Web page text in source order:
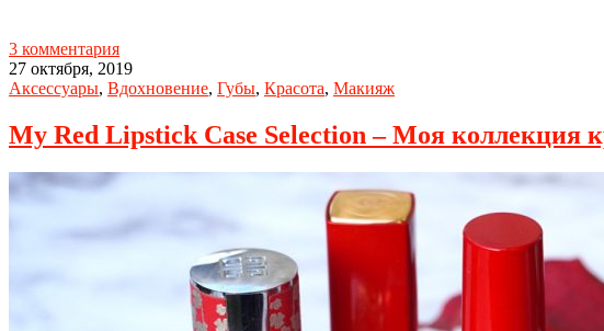
3 комментария
27 октября, 2019
Аксессуары, Вдохновение, Губы, Красота, Макияж
My Red Lipstick Case Selection – Моя коллекция